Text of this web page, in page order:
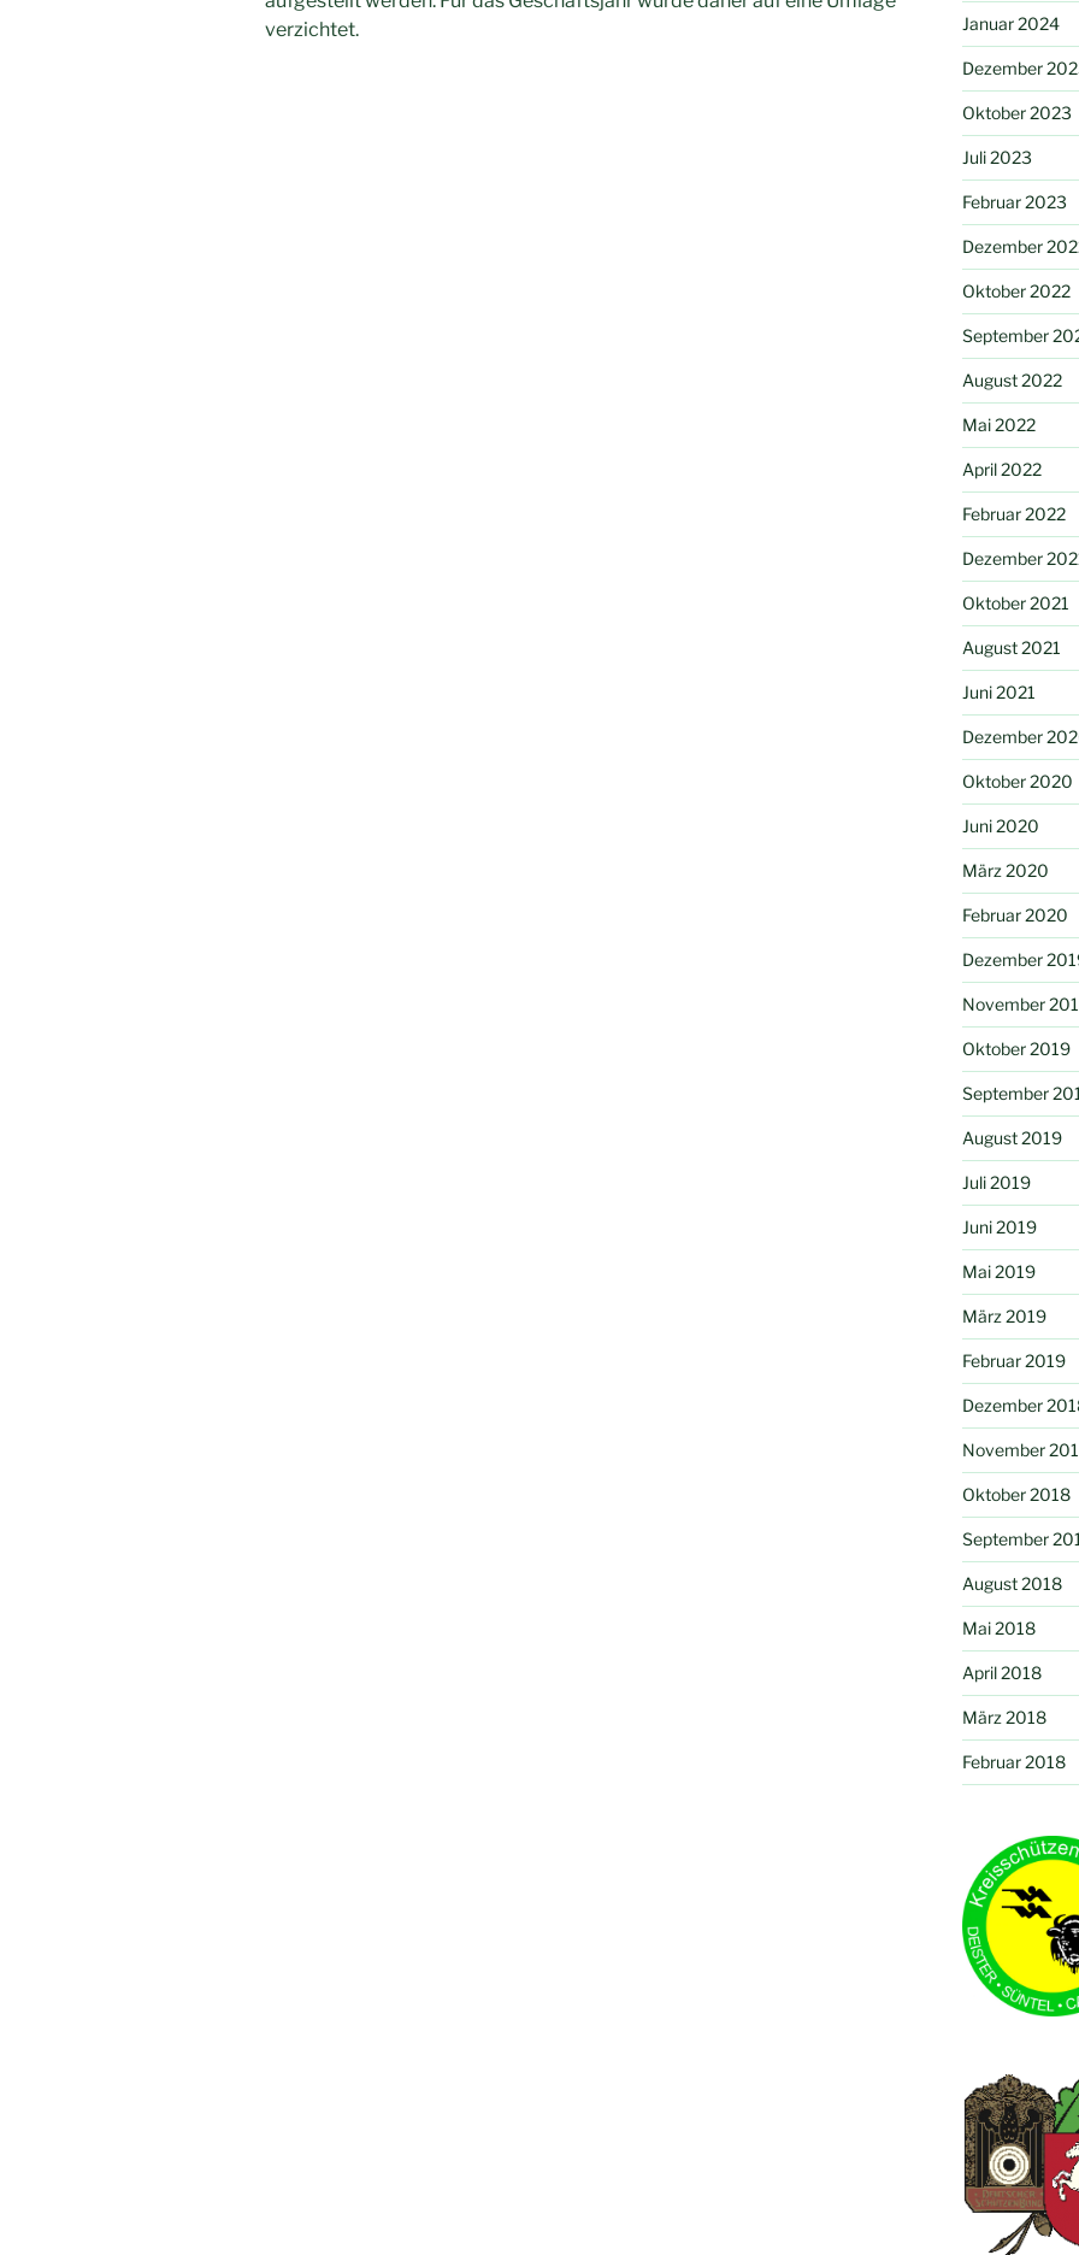
verzichtet.
Januar 2024
Dezember
Oktober 2023
Juli 2023
Februar 2023
Dezember
Oktober 2022
September
August 2022
Mai 2022
April 2022
Februar 2022
Dezember
Oktober 2021
August 2021
Juni 2021
Dezember
Oktober 2020
Juni 2020
März 2020
Februar 2020
Dezember
November
Oktober 2019
September
August 2019
Juli 2019
Juni 2019
Mai 2019
März 2019
Februar 2019
Dezember
November
Oktober 2018
September
August 2018
Mai 2018
April 2018
März 2018
Februar 2018